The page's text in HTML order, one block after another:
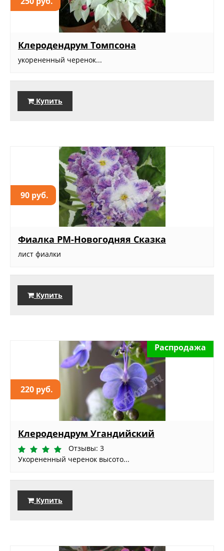
Клеродендрум Томпсона
укорененный черенок...
Купить
90 руб.
Фиалка РМ-Новогодняя Сказка
лист фиалки
Купить
220 руб.
Распродажа
Клеродендрум Угандийский
Отзывы: 3
Укорененный черенок высото...
Купить